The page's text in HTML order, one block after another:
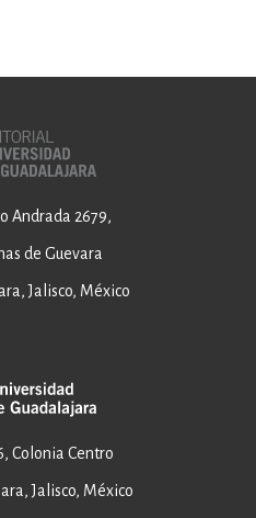
Andrada 2679,
de Guevara
Jalisco, México
Colonia Centro
Jalisco, México